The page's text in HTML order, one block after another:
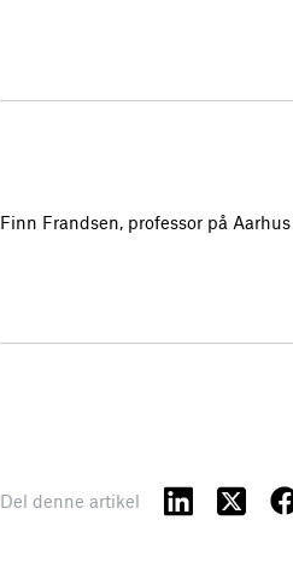
Finn Frandsen, professor på
Del denne artikel